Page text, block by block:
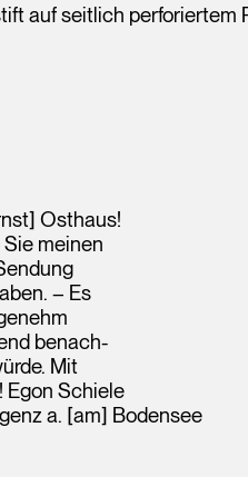
auf seitlich perforiertem
Osthaus!
meinen
– Es
benach-
Mit
Egon Schiele
a. [am] Bodensee